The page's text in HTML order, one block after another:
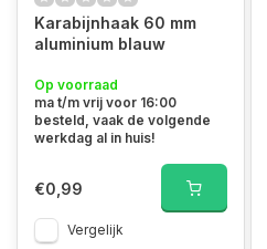
Karabijnhaak 60 mm
aluminium blauw
Op voorraad
ma t/m vrij voor 16:00
besteld, vaak de volgende
werkdag al in huis!
€0,99
Vergelijk